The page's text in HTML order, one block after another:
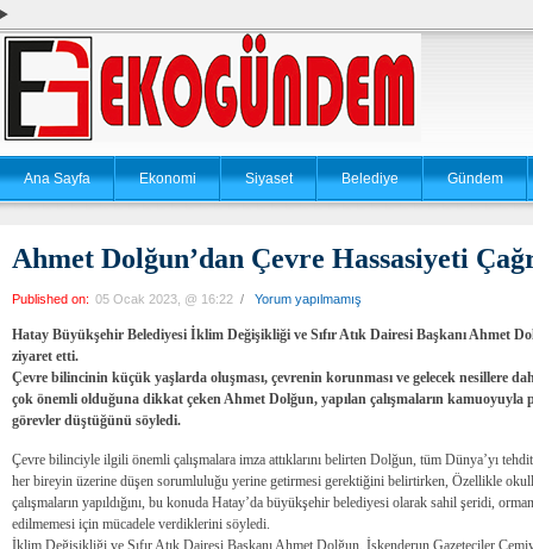
Ana Sayfa Ekonomi Siyaset Belediye Gündem
Ahmet Dolğun’dan Çevre Hassasiyeti
Published on: 05 Ocak 2023, @ 16:22 / Yorum yapılmamış
Hatay Büyükşehir Belediyesi İklim Değişikliği ve Sıfır Atık Dairesi Başkanı Ahmet
ziyaret etti.
Çevre bilincinin küçük yaşlarda oluşması, çevrenin korunması ve gelecek nesillere
çok önemli olduğuna dikkat çeken Ahmet Dolğun, yapılan çalışmaların kamuoyuyla
görevler düştüğünü söyledi.
Çevre bilinciyle ilgili önemli çalışmalara imza attıklarını belirten Dolğun, tüm Dünya’yı
her bireyin üzerine düşen sorumluluğu yerine getirmesi gerektiğini belirtirken, Özellikle
çalışmaların yapıldığını, bu konuda Hatay’da büyükşehir belediyesi olarak sahil şeridi,
edilmemesi için mücadele verdiklerini söyledi.
İklim Değişikliği ve Sıfır Atık Dairesi Başkanı Ahmet Dolğun, İskenderun Gazeteciler